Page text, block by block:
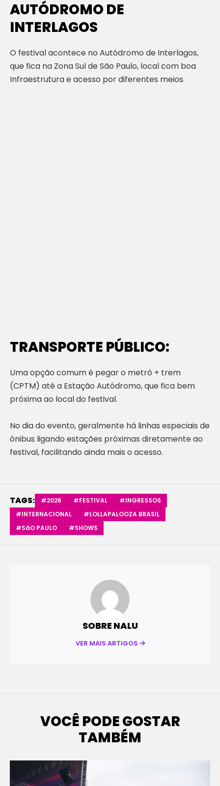
AUTÓDROMO DE
INTERLAGOS
O festival acontece no Autódromo de Interlagos,
que fica na Zona Sul de São Paulo, local com boa
Infraestrutura e acesso por diferentes meios.
TRANSPORTE PÚBLICO:
Uma opção comum é pegar o metrô + trem
(CPTM) até a Estação Autódromo, que fica bem
próxima ao local do festival.
No dia do evento, geralmente há linhas especiais de
ônibus ligando estações próximas diretamente ao
festival, facilitando ainda mais o acesso.
TAGS: #2026 #FESTIVAL
#INGRESSOS
#INTERNACIONAL
#LOLLAPALOOZA BRASIL
#SãO PAULO
#SHOWS
SOBRE NALU
VER MAIS ARTIGOS
VOCÊ PODE GOSTAR
TAMBÉM